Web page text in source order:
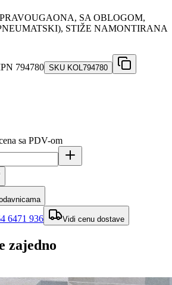
SA OBLOGOM,
STIŽE NAMONTIRANA
794780 SKU KOL794780
sa PDV-om
6471 936 Vidi cenu dostave
zajedno